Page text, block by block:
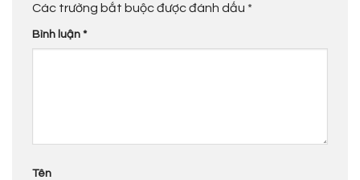
Các trường bắt buộc được đánh dấu *
Bình luận *
Tên